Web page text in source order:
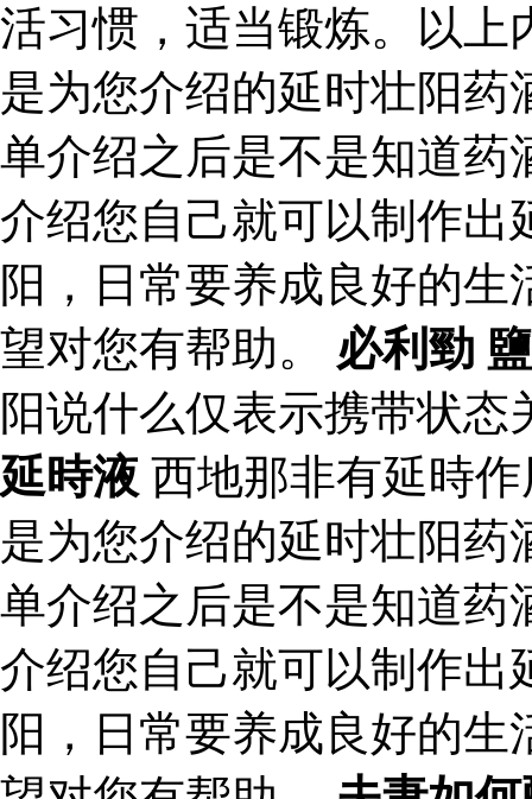
活习惯，适当锻炼。以上
是为您介绍的延时壮阳
单介绍之后是不是知道药
介绍您自己就可以制作出
阳，日常要养成良好的
望对您有帮助。 必利勁
阳说什么仅表示携带状
延時液 西地那非有延時
是为您介绍的延时壮阳
单介绍之后是不是知道药
介绍您自己就可以制作出
阳，日常要养成良好的